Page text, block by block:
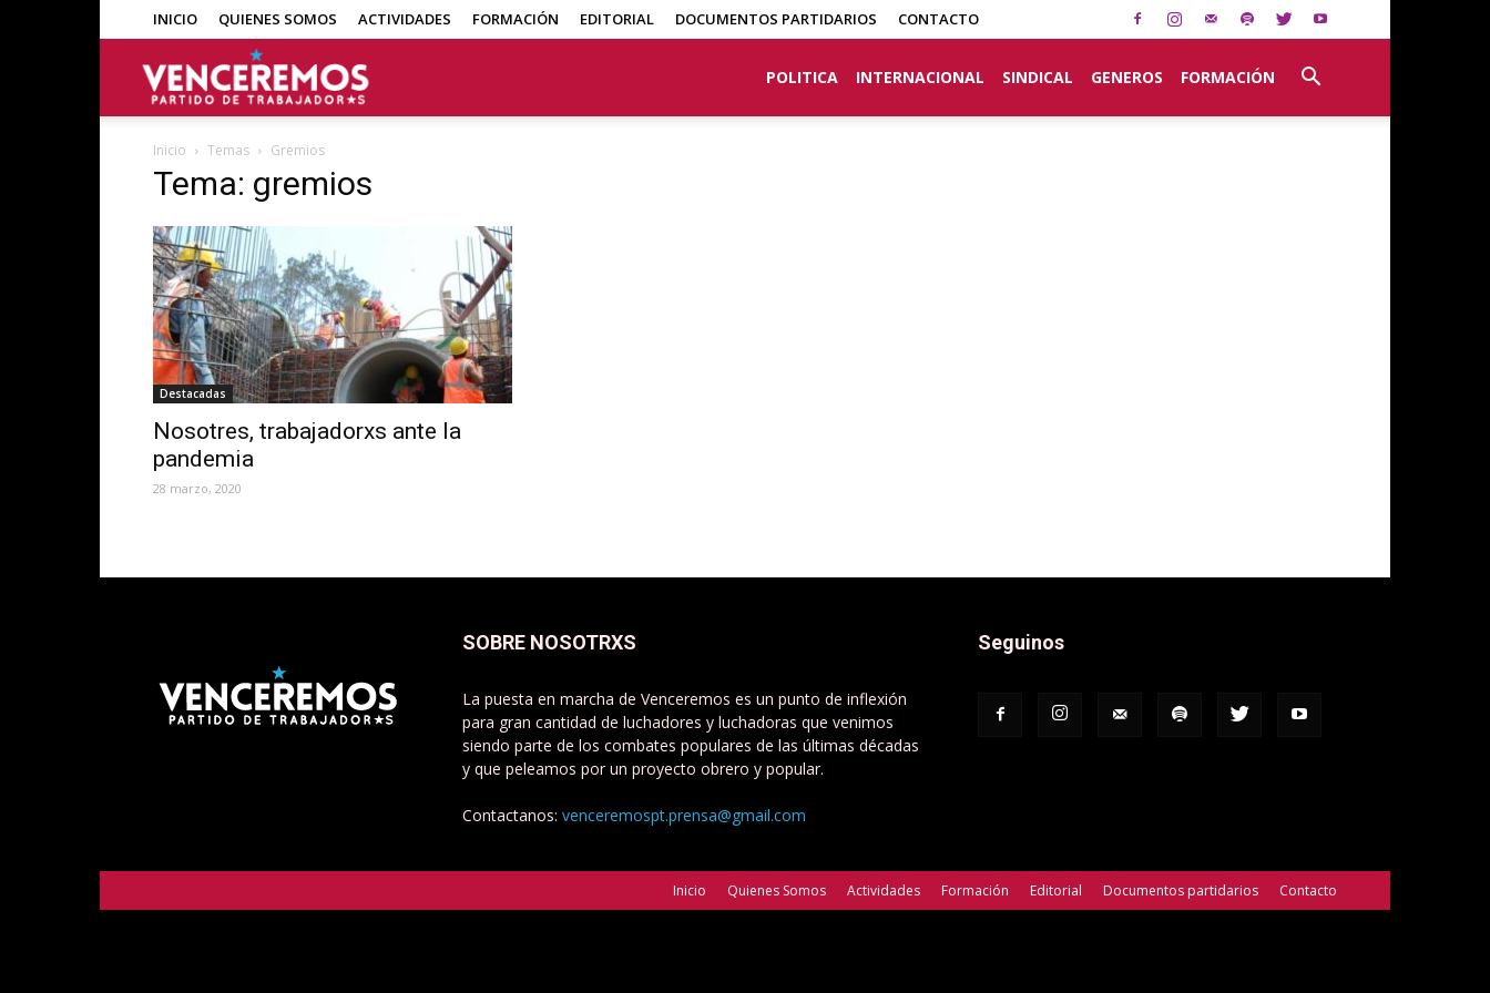
INICIO QUIENES SOMOS ACTIVIDADES FORMACIÓN EDITORIAL DOCUMENTOS PARTIDARIOS CONTACTO
POLITICA INTERNACIONAL SINDICAL GENEROS FORMACIÓN
Inicio Temas Gremios
Tema: gremios
Destacadas
Nosotres, trabajadorxs ante la
pandemia
28 marzo, 2020
SOBRE NOSOTRXS
La puesta en marcha de Venceremos es un punto de inflexión
para gran cantidad de luchadores y luchadoras que venimos
siendo parte de los combates populares de las últimas décadas
y que peleamos por un proyecto obrero y popular.
Contactanos: venceremospt.prensa@gmail.com
Seguinos
Inicio Quienes Somos Actividades Formación Editorial Documentos partidarios Contacto